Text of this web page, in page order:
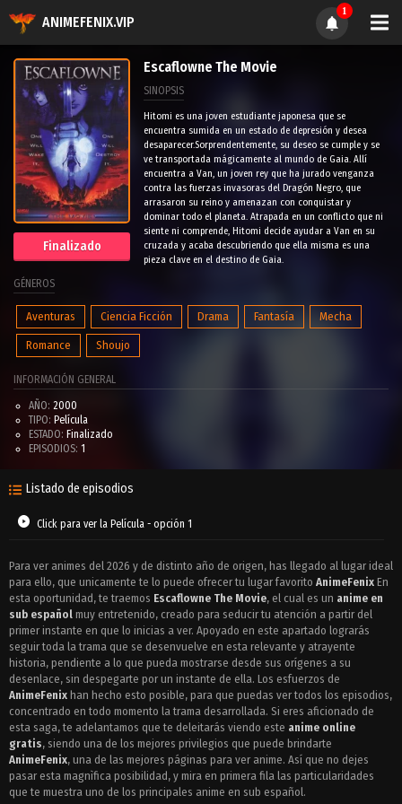
ANIMEFENIX.VIP
1
Finalizado
Escaflowne The Movie
SINOPSIS
Hitomi es una joven estudiante japonesa que se
encuentra sumida en un estado de depresión y desea
desaparecer.Sorprendentemente, su deseo se cumple y se
ve transportada mágicamente al mundo de Gaia. Allí
encuentra a Van, un joven rey que ha jurado venganza
contra las fuerzas invasoras del Dragón Negro, que
arrasaron su reino y amenazan con conquistar y
dominar todo el planeta. Atrapada en un conflicto que ni
siente ni comprende, Hitomi decide ayudar a Van en su
cruzada y acaba descubriendo que ella misma es una
pieza clave en el destino de Gaia.
GÉNEROS
Aventuras Ciencia Ficción Drama Fantasía Mecha
Romance Shoujo
INFORMACIÓN GENERAL
AÑO: 2000
TIPO: Película
ESTADO: Finalizado
EPISODIOS: 1
Listado de episodios
Click para ver la Película - opción 1
Para ver animes del 2026 y de distinto año de origen, has llegado al lugar ideal
para ello, que unicamente te lo puede ofrecer tu lugar favorito AnimeFenix En
esta oportunidad, te traemos Escaflowne The Movie, el cual es un anime en
sub español muy entretenido, creado para seducir tu atención a partir del
primer instante en que lo inicias a ver. Apoyado en este apartado lograrás
seguir toda la trama que se desenvuelve en esta relevante y atrayente
historia, pendiente a lo que pueda mostrarse desde sus orígenes a su
desenlace, sin despegarte por un instante de ella. Los esfuerzos de
AnimeFenix han hecho esto posible, para que puedas ver todos los episodios,
concentrado en todo momento la trama desarrollada. Si eres aficionado de
esta saga, te adelantamos que te deleitarás viendo este anime online
gratis, siendo una de los mejores privilegios que puede brindarte
AnimeFenix, una de las mejores páginas para ver anime. Así que no dejes
pasar esta magnìfica posibilidad, y mira en primera fila las particularidades
que te muestra uno de los principales anime en sub español.